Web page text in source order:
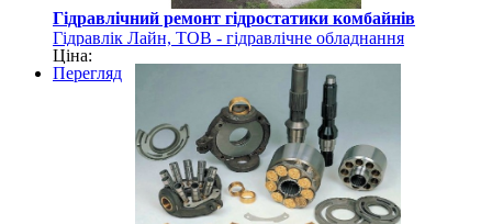
Гідравлічний ремонт гідростатики комбайнів
Гідравлік Лайн, ТОВ - гідравлічне обладнання
Ціна:
Перегляд